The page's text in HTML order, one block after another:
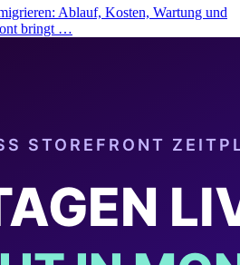
Ablauf, Kosten, Wartung und
bringt …